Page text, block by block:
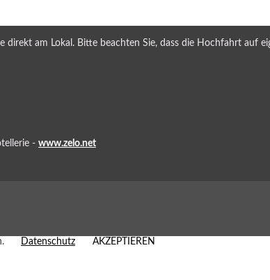
am Lokal. Bitte beachten Sie, dass die Hochfahrt auf
- www.zelo.net
Datenschutz
AKZEPTIEREN